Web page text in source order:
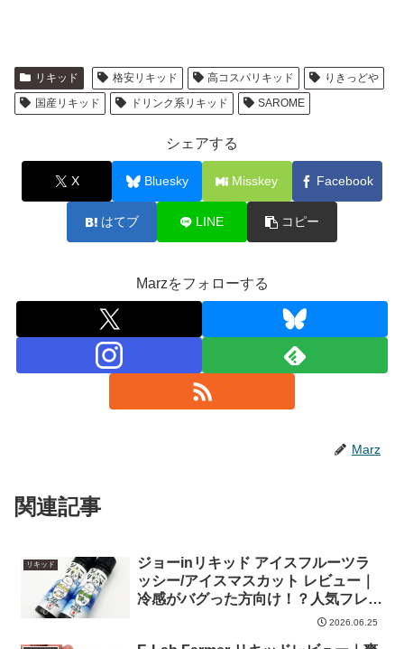
リキッド 格安リキッド 高コスパリキッド
りきっどや
国産リキッド
ドリンク系リキッド SAROME
シェアする
X Bluesky Misskey Facebook
はてブ LINE コピー
Marzをフォローする
Marz
関連記事
リキッド
ジョーinリキッド アイスフルーツラ
ッシー/アイスマスカット レビュー｜
冷感がバグった方向け！？人気フレー
2026.06.25